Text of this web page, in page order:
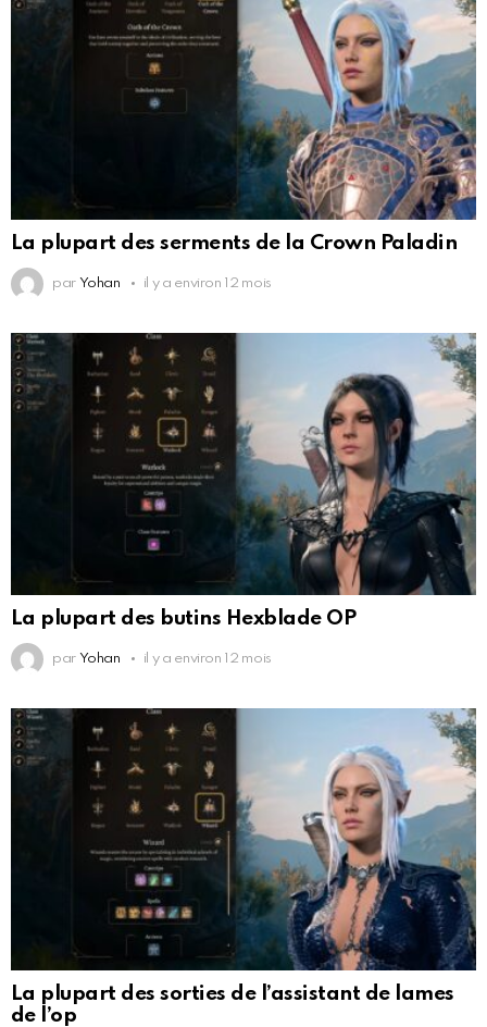
La plupart des serments de la Crown Paladin
par Yohan il y a environ 12 mois
La plupart des butins Hexblade OP
par Yohan il y a environ 12 mois
La plupart des sorties de l’assistant de lames
de l’op